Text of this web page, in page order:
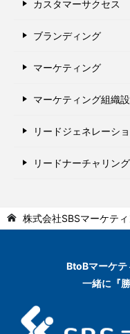
カスタマーサクセス
ブランディング
マーケティング
マーケティング組織
リードジェネレーシ
リードナーチャリング
株式会社SBSマーケテ
BtoBマーケテ
一緒に『